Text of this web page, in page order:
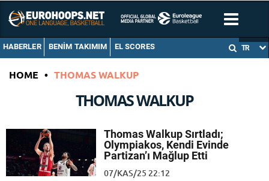
HABERLER BENIM TAKIMIM EL SCORES TR
HOME • THOMAS WALKUP
THOMAS WALKUP
Thomas Walkup Sırtladı;
Olympiakos, Kendi Evinde
Partizan’ı Mağlup Etti
07/KAS/25 22:12